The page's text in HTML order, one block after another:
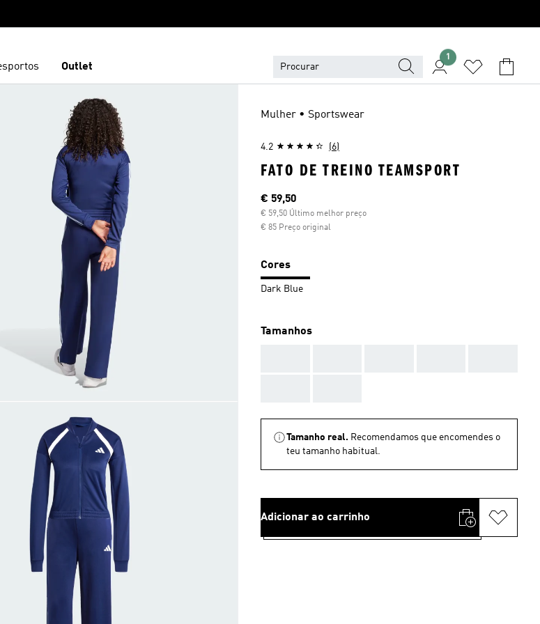
Outlet
1
Mulher • Sportswear
4.2 (6)
FATO DE TREINO TEAMSPORT
Preço atual
€ 59,50
€ 59,50 Último melhor preço
€ 85 Preço original
Cores
Dark Blue
Tamanhos
Tamanho real. Recomendamos que encomendes o
teu tamanho habitual.
Adicionar ao carrinho